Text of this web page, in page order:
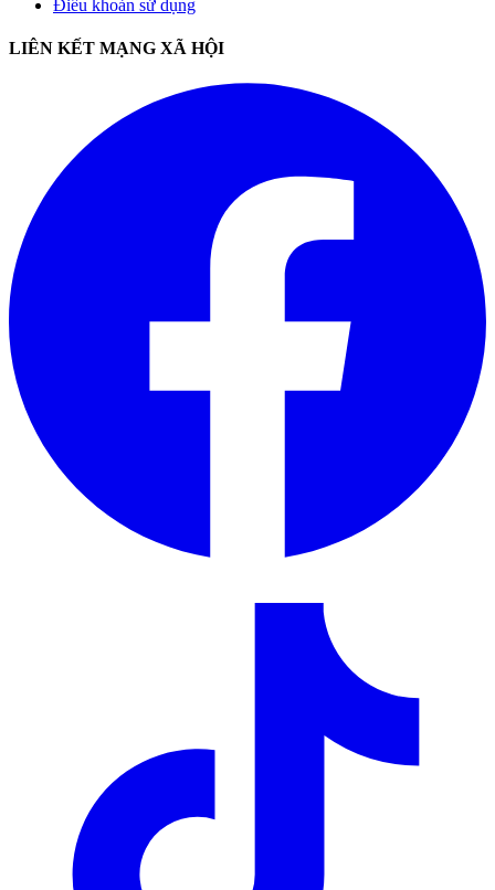
Điều khoản sử dụng
LIÊN KẾT MẠNG XÃ HỘI